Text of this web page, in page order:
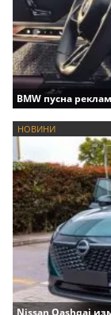
BMW пусна
НОВИНИ